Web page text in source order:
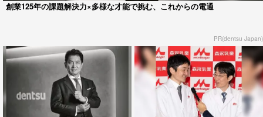
創業125年の課題解決力×多様な才能で挑む、これからの電通
PR(dentsu Japan)